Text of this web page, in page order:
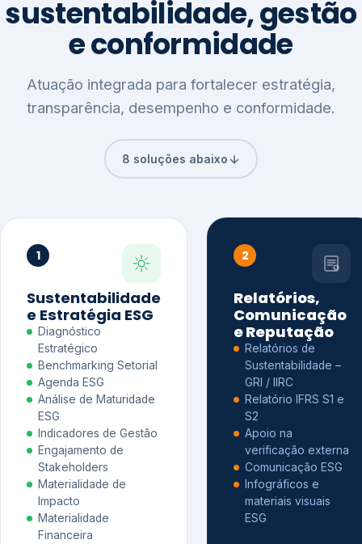
sustentabilidade, gestão
e conformidade
Atuação integrada para fortalecer estratégia,
transparência, desempenho e conformidade.
8 soluções abaixo
1
Sustentabilidade
e Estratégia ESG
Diagnóstico
Estratégico
Benchmarking Setorial
Agenda ESG
Análise de Maturidade
ESG
Indicadores de Gestão
Engajamento de
Stakeholders
Materialidade de
Impacto
Materialidade
Financeira
2
Relatórios,
Comunicação
e Reputação
Relatórios de
Sustentabilidade –
GRI / IIRC
Relatório IFRS S1 e
S2
Apoio na
verificação externa
Comunicação ESG
Infográficos e
materiais visuais
ESG